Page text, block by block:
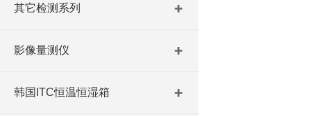
其它检测系列
影像量测仪
韩国ITC恒温恒湿箱